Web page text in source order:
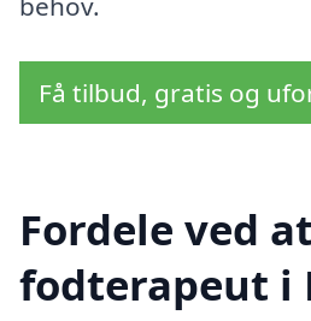
Få tilbud, gratis og
Fordele ved
fodterapeut i